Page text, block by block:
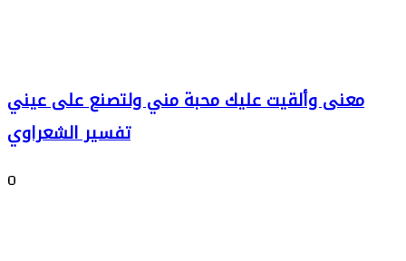
معنى وألقيت عليك محبة مني ولتصنع على عيني
تفسير الشعراوي
0